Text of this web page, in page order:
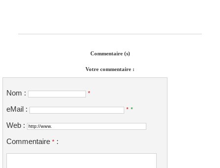
Commentaire (s)
Votre commentaire :
Nom : *
eMail : * *
Web :
Commentaire * :